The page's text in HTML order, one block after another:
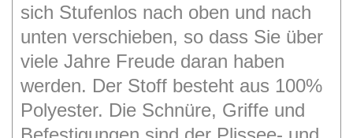
sich Stufenlos nach oben und nach
unten verschieben, so dass Sie über
viele Jahre Freude daran haben
werden. Der Stoff besteht aus 100%
Polyester. Die Schnüre, Griffe und